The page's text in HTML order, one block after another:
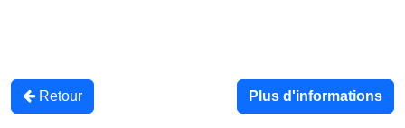
Retour Plus d'informations